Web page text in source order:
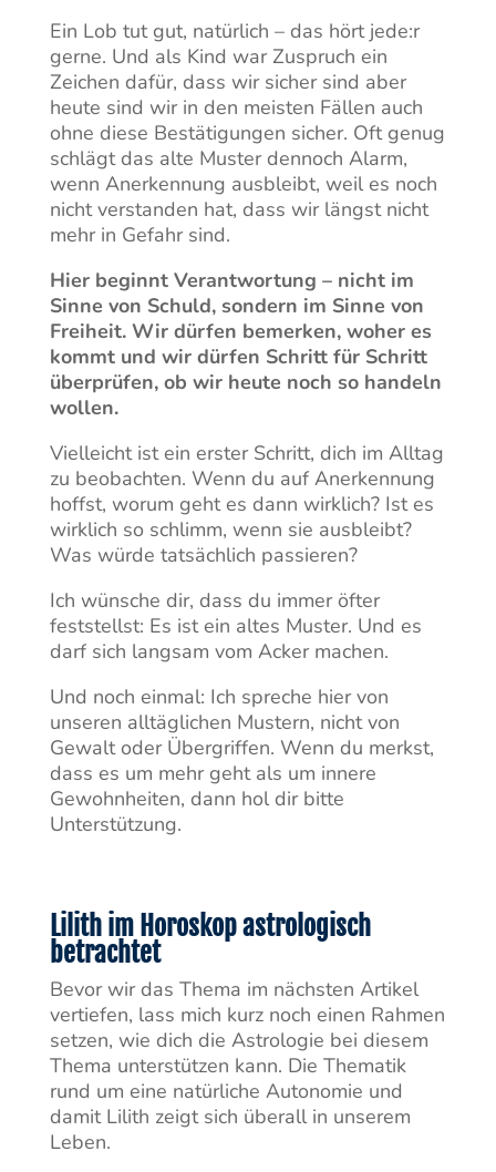
Ein Lob tut gut, natürlich – das hört jede:r
gerne. Und als Kind war Zuspruch ein
Zeichen dafür, dass wir sicher sind aber
heute sind wir in den meisten Fällen auch
ohne diese Bestätigungen sicher. Oft genug
schlägt das alte Muster dennoch Alarm,
wenn Anerkennung ausbleibt, weil es noch
nicht verstanden hat, dass wir längst nicht
mehr in Gefahr sind.
Hier beginnt Verantwortung – nicht im
Sinne von Schuld, sondern im Sinne von
Freiheit. Wir dürfen bemerken, woher es
kommt und wir dürfen Schritt für Schritt
überprüfen, ob wir heute noch so handeln
wollen.
Vielleicht ist ein erster Schritt, dich im Alltag
zu beobachten. Wenn du auf Anerkennung
hoffst, worum geht es dann wirklich? Ist es
wirklich so schlimm, wenn sie ausbleibt?
Was würde tatsächlich passieren?
Ich wünsche dir, dass du immer öfter
feststellst: Es ist ein altes Muster. Und es
darf sich langsam vom Acker machen.
Und noch einmal: Ich spreche hier von
unseren alltäglichen Mustern, nicht von
Gewalt oder Übergriffen. Wenn du merkst,
dass es um mehr geht als um innere
Gewohnheiten, dann hol dir bitte
Unterstützung.
Lilith im Horoskop astrologisch
betrachtet
Bevor wir das Thema im nächsten Artikel
vertiefen, lass mich kurz noch einen Rahmen
setzen, wie dich die Astrologie bei diesem
Thema unterstützen kann. Die Thematik
rund um eine natürliche Autonomie und
damit Lilith zeigt sich überall in unserem
Leben.